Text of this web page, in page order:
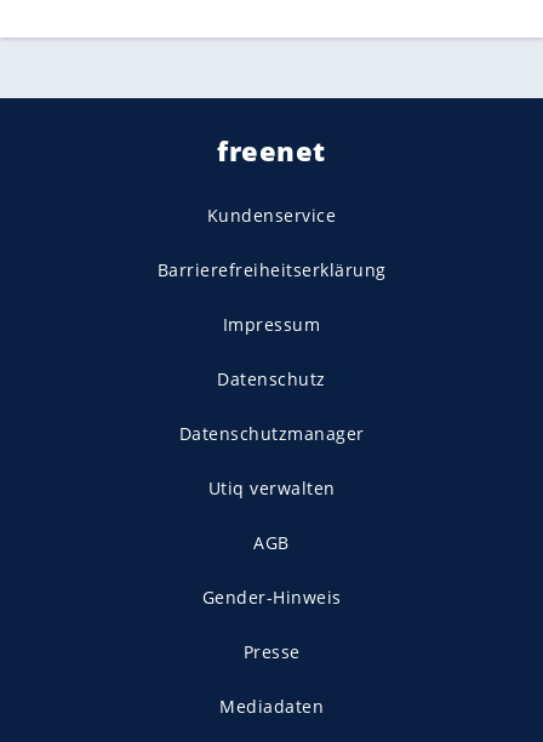
freenet
Kundenservice
Barrierefreiheitserklärung
Impressum
Datenschutz
Datenschutzmanager
Utiq verwalten
AGB
Gender-Hinweis
Presse
Mediadaten